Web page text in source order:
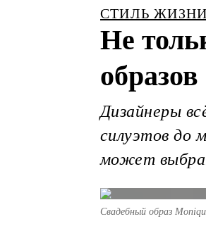
СТИЛЬ ЖИЗНИ
Не
Дизайнеры
силуэтов до
может
Свадебный образ